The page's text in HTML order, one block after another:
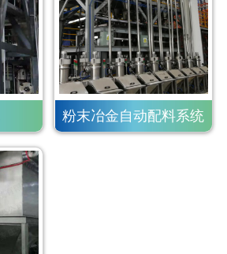
粉末冶金自动配料系统